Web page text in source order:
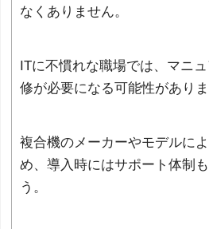
なくありません。
ITに不慣れな職場では、マニ
修が必要になる可能性がありま
複合機のメーカーやモデルに
め、導入時にはサポート体制
う。